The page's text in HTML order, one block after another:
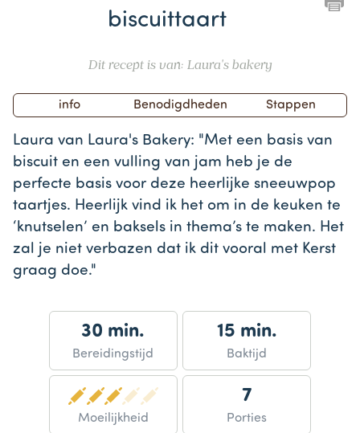
biscuittaart
Dit recept is van: Laura's bakery
info Benodigdheden Stappen
Laura van Laura's Bakery: "Met een basis van
biscuit en een vulling van jam heb je de
perfecte basis voor deze heerlijke sneeuwpop
taartjes. Heerlijk vind ik het om in de keuken te
‘knutselen’ en baksels in thema’s te maken. Het
zal je niet verbazen dat ik dit vooral met Kerst
graag doe."
30 min.
Bereidingstijd
15 min.
Baktijd
Moeilijkheid
7
Porties